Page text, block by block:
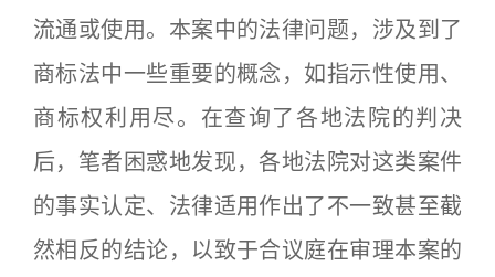
流通或使用。本案中的法律问题，涉及到了
商标法中一些重要的概念，如指示性使用、
商标权利用尽。在查询了各地法院的判决
后，笔者困惑地发现，各地法院对这类案件
的事实认定、法律适用作出了不一致甚至截
然相反的结论，以致于合议庭在审理本案的